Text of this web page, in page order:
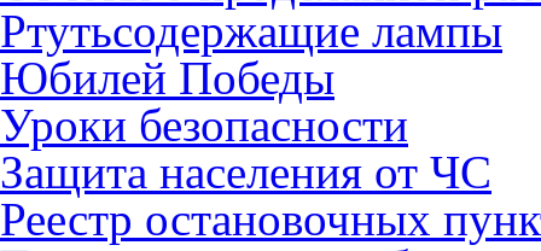
Ртутьсодержащие лампы
Юбилей Победы
Уроки безопасности
Защита населения от ЧС
Реестр остановочных